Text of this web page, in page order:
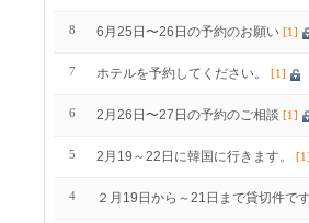
8 6月25日〜26日の予約のお願い [1]
7 ホテルを予約してください。 [1]
6 2月26日〜27日の予約のご相談 [1]
5 2月19～22日に韓国に行きます。
4 ２月19日から～21日まで貸切件で